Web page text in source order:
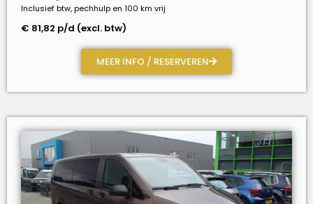
Inclusief btw, pechhulp en 100 km vrij
€ 81,82 p/d (excl. btw)
MEER INFO / RESERVEREN